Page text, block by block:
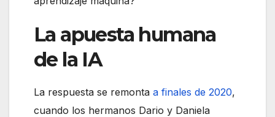
La apuesta humana
de la IA
La respuesta se remonta a finales de 2020,
cuando los hermanos Dario y Daniela